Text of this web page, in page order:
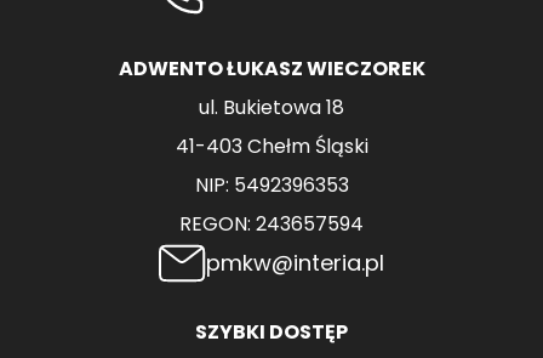
ADWENTO ŁUKASZ WIECZOREK
ul. Bukietowa 18
41-403 Chełm Śląski
NIP: 5492396353
REGON: 243657594
pmkw@interia.pl
SZYBKI DOSTĘP